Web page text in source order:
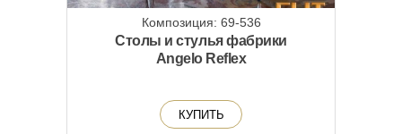
Композиция: 69-536
Столы и стулья фабрики
Angelo Reflex
КУПИТЬ